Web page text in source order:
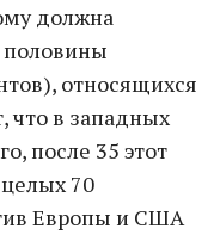
должна
половины
относящихся
что в западных
после 35 этот
70
Европы и США